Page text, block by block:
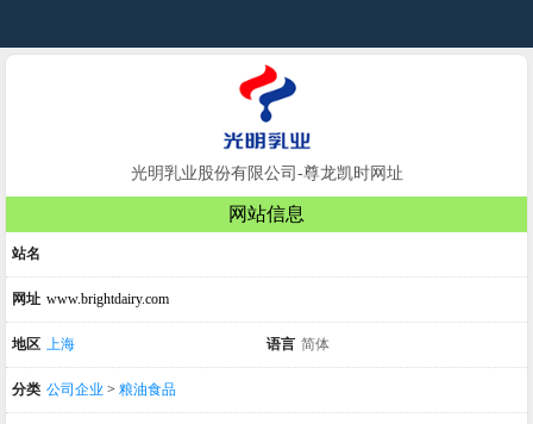
光明乳业股份有限公司-尊龙凯时网址
网站信息
站名
网址 www.brightdairy.com
地区 上海 语言 简体
分类 公司企业 > 粮油食品